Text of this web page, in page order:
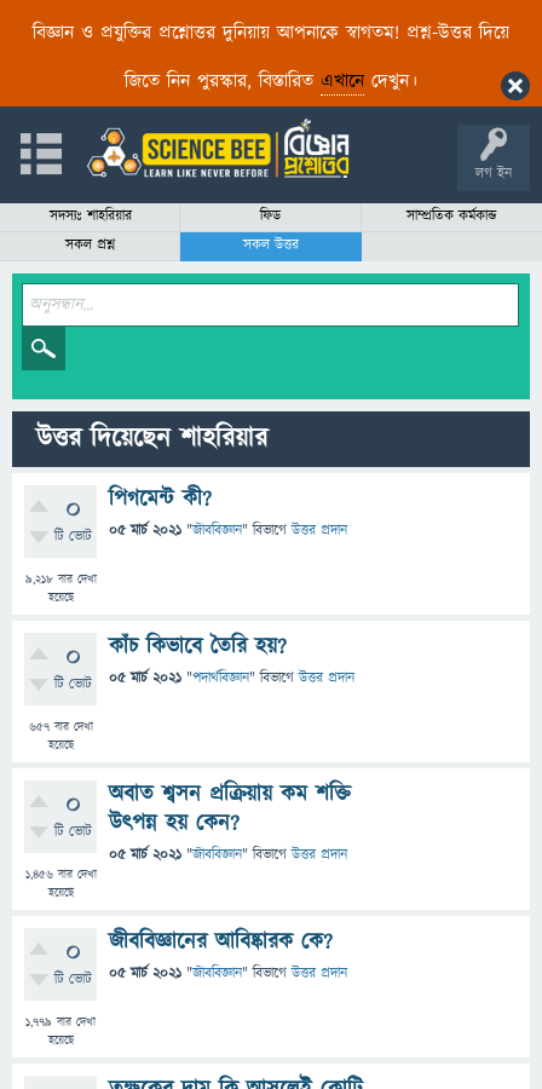
বিজ্ঞান ও প্রযুক্তির প্রশ্নোত্তর দুনিয়ায় আপনাকে স্বাগতম! প্রশ্ন-উত্তর দিয়ে
জিতে নিন পুরস্কার, বিস্তারিত এখানেদেখুন।
লগ ইন
সদস্যঃ শাহরিয়ার ফিড
সাম্প্রতিক কর্মকান্ড
সকল প্রশ্ন
সকল উত্তর
উত্তর দিয়েছেন শাহরিয়ার
0
টি ভোট
9,218বার দেখা
হয়েছে
পিগমেন্ট কী?
05 মার্চ 2021 "জীববিজ্ঞান" বিভাগে উত্তর প্রদান
0
টি ভোট
657বার দেখা
হয়েছে
কাঁচ কিভাবে তৈরি হয়?
05 মার্চ 2021 "পদার্থবিজ্ঞান" বিভাগে উত্তর প্রদান
0
টি ভোট
1,456বার দেখা
হয়েছে
অবাত শ্বসন প্রক্রিয়ায় কম শক্তি
উৎপন্ন হয় কেন?
05 মার্চ 2021 "জীববিজ্ঞান" বিভাগে উত্তর প্রদান
0
টি ভোট
1,779 বার দেখা
হয়েছে
জীববিজ্ঞানের আবিষ্কারক কে?
05 মার্চ 2021 "জীববিজ্ঞান" বিভাগে উত্তর প্রদান